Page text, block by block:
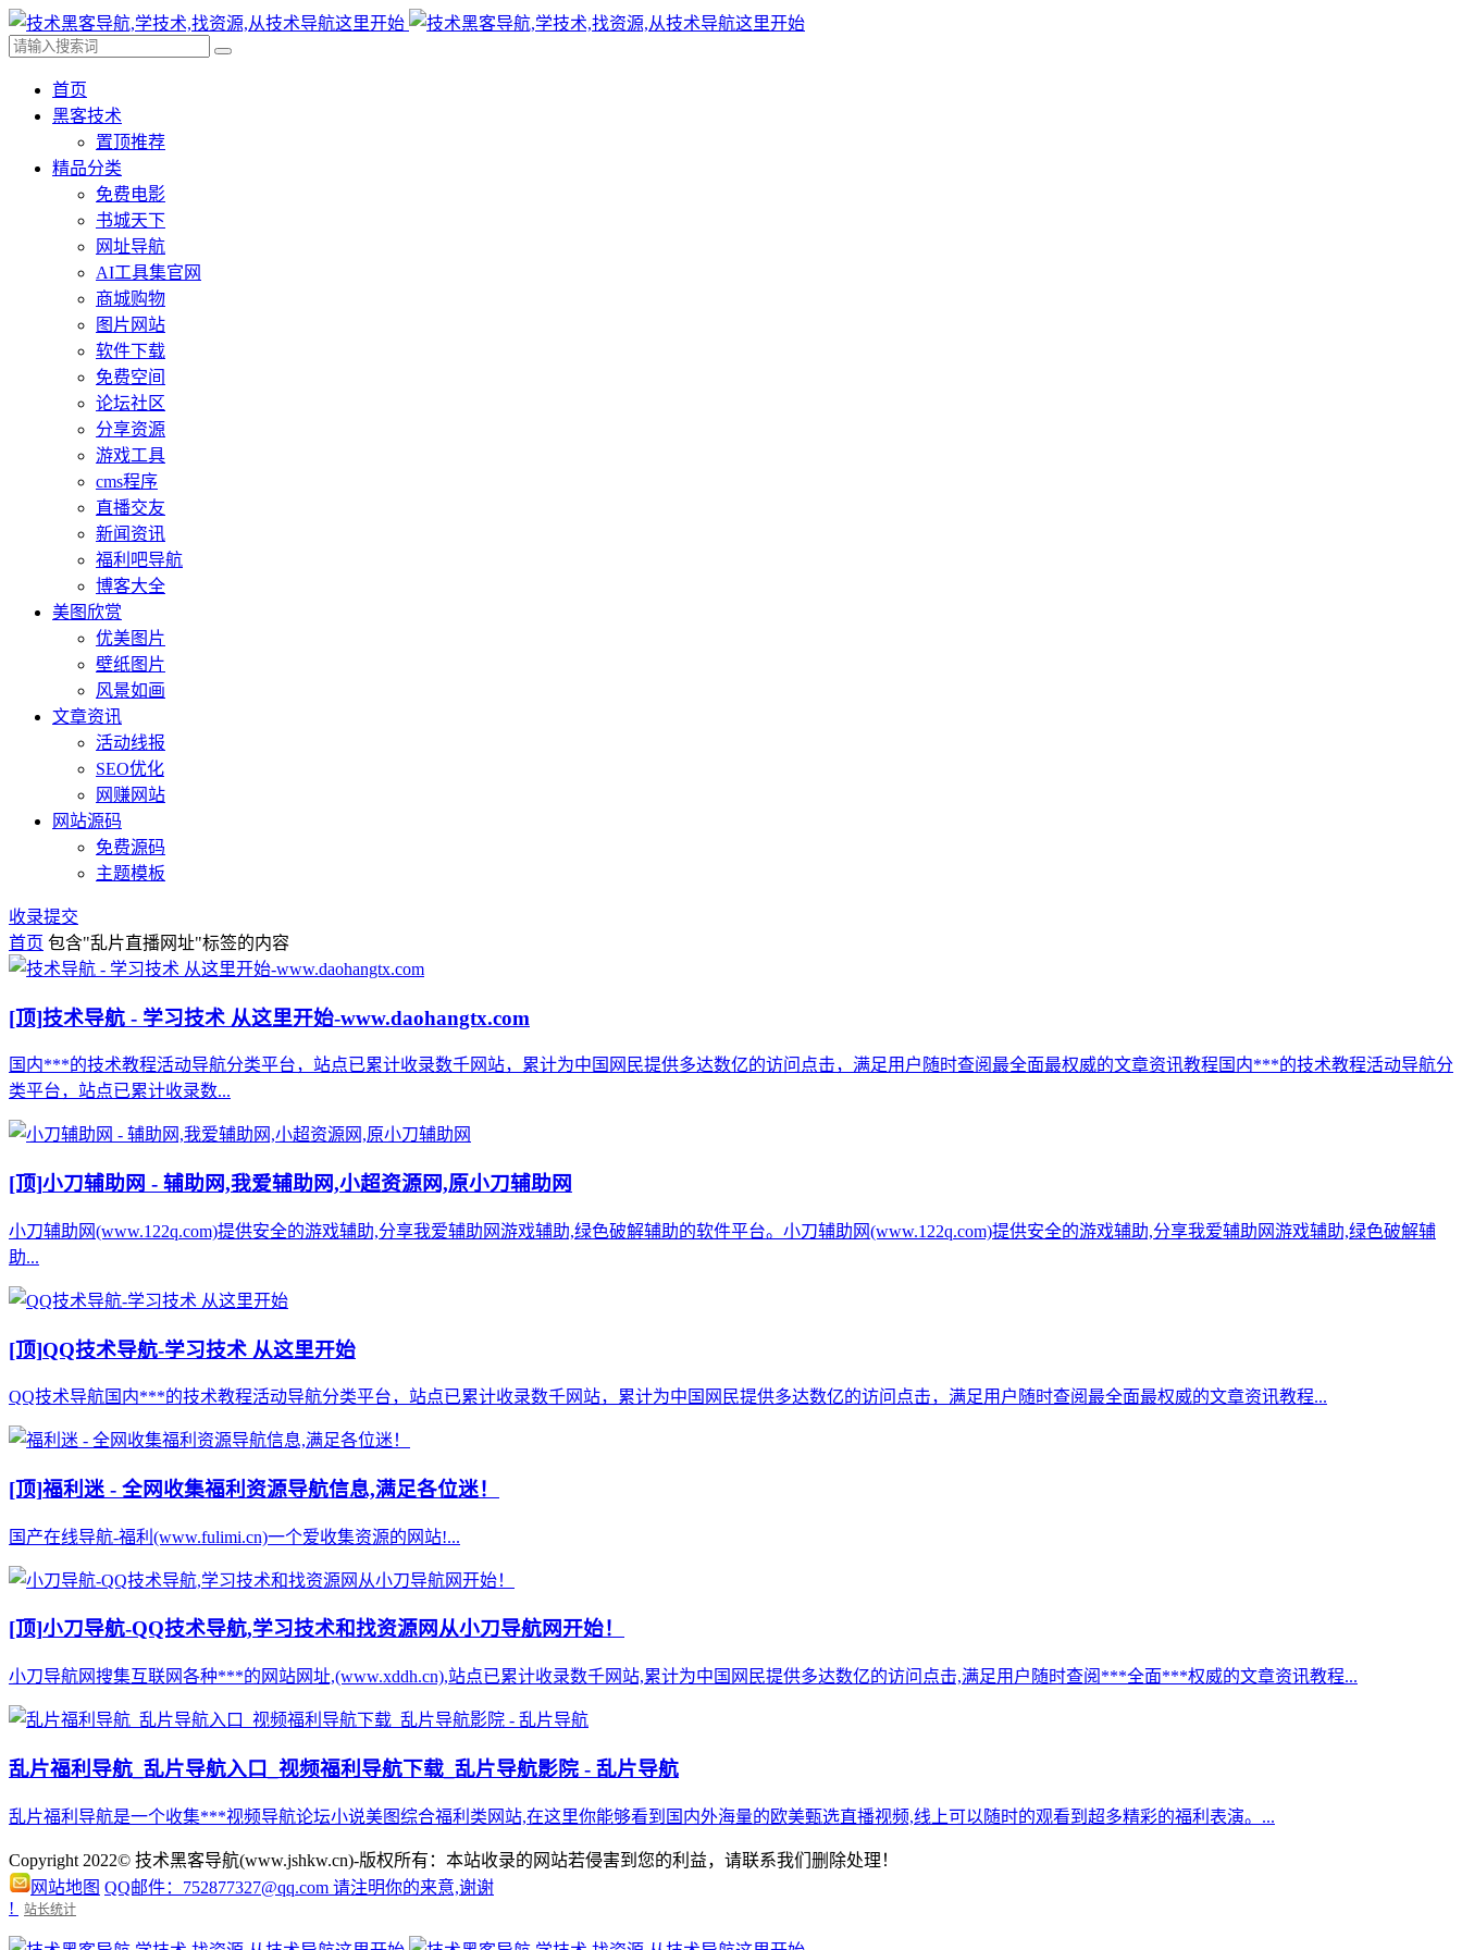
首页
黑客技术
置顶推荐
精品分类
免费电影
书城天下
网址导航
AI工具集官网
商城购物
图片网站
软件下载
免费空间
论坛社区
分享资源
游戏工具
cms程序
直播交友
新闻资讯
福利吧导航
博客大全
美图欣赏
优美图片
壁纸图片
风景如画
文章资讯
活动线报
SEO优化
网赚网站
网站源码
免费源码
主题模板
收录提交
首页 包含"乱片直播网址"标签的内容
[顶]技术导航 - 学习技术 从这里开始-www.daohangtx.com
国内***的技术教程活动导航分类平台，站点已累计收录数千网站，累计为中国网民提供多达数亿的访问点击，满足用户随时查阅最全面最权威的文章资讯教程国内***的技术教程活动导航分
类平台，站点已累计收录数...
[顶]小刀辅助网 - 辅助网,我爱辅助网,小超资源网,原小刀辅助网
小刀辅助网(www.122q.com)提供安全的游戏辅助,分享我爱辅助网游戏辅助,绿色破解辅助的软件平台。小刀辅助网(www.122q.com)提供安全的游戏辅助,分享我爱辅助网游戏辅助,绿色破解辅
助...
[顶]QQ技术导航-学习技术 从这里开始
QQ技术导航国内***的技术教程活动导航分类平台，站点已累计收录数千网站，累计为中国网民提供多达数亿的访问点击，满足用户随时查阅最全面最权威的文章资讯教程...
[顶]福利迷 - 全网收集福利资源导航信息,满足各位迷！
国产在线导航-福利(www.fulimi.cn)一个爱收集资源的网站!...
[顶]小刀导航-QQ技术导航,学习技术和找资源网从小刀导航网开始！
小刀导航网搜集互联网各种***的网站网址,(www.xddh.cn),站点已累计收录数千网站,累计为中国网民提供多达数亿的访问点击,满足用户随时查阅***全面***权威的文章资讯教程...
乱片福利导航_乱片导航入口_视频福利导航下载_乱片导航影院 - 乱片导航
乱片福利导航是一个收集***视频导航论坛小说美图综合福利类网站,在这里你能够看到国内外海量的欧美甄选直播视频,线上可以随时的观看到超多精彩的福利表演。...
Copyright 2022© 技术黑客导航(www.jshkw.cn)-版权所有：本站收录的网站若侵害到您的利益，请联系我们删除处理！
网站地图 QQ邮件：752877327@qq.com 请注明你的来意,谢谢
!
站长统计